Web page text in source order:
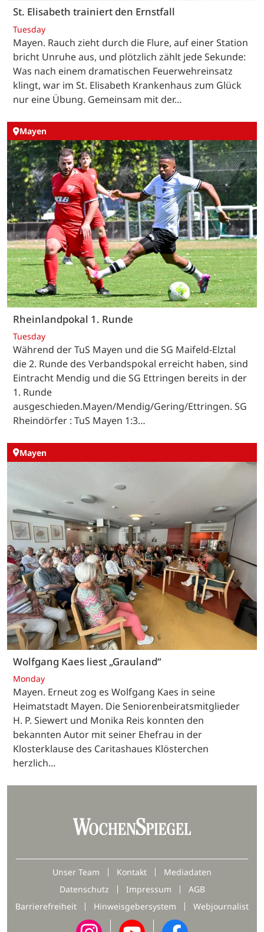
St. Elisabeth trainiert den Ernstfall
Tuesday
Mayen. Rauch zieht durch die Flure, auf einer Station
bricht Unruhe aus, und plötzlich zählt jede Sekunde:
Was nach einem dramatischen Feuerwehreinsatz
klingt, war im St. Elisabeth Krankenhaus zum Glück
nur eine Übung. Gemeinsam mit der…
Mayen
Rheinlandpokal 1. Runde
Tuesday
Während der TuS Mayen und die SG Maifeld-Elztal
die 2. Runde des Verbandspokal erreicht haben, sind
Eintracht Mendig und die SG Ettringen bereits in der
1. Runde
ausgeschieden.Mayen/Mendig/Gering/Ettringen. SG
Rheindörfer : TuS Mayen 1:3…
Mayen
Wolfgang Kaes liest „Grauland“
Monday
Mayen. Erneut zog es Wolfgang Kaes in seine
Heimatstadt Mayen. Die Seniorenbeiratsmitglieder
H. P. Siewert und Monika Reis konnten den
bekannten Autor mit seiner Ehefrau in der
Klosterklause des Caritashaues Klösterchen
herzlich…
Unser Team Kontakt
Mediadaten
Datenschutz
Impressum
AGB
Barrierefreiheit
Hinweisgebersystem Webjournalist